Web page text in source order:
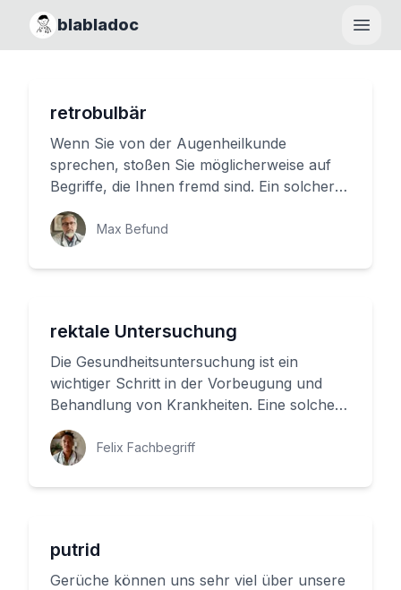
blabladoc
retrobulbär
Wenn Sie von der Augenheilkunde
sprechen, stoßen Sie möglicherweise auf
Begriffe, die Ihnen fremd sind. Ein solcher
Begriff ist der 'Retrobulbär'. Abe...
Max Befund
rektale Untersuchung
Die Gesundheitsuntersuchung ist ein
wichtiger Schritt in der Vorbeugung und
Behandlung von Krankheiten. Eine solche
Untersuchung ist die rektale Unter...
Felix Fachbegriff
putrid
Gerüche können uns sehr viel über unsere